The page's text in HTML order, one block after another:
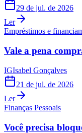
29 de jul. de 2026
Ler
Empréstimos e
Vale a pena
IGIsabel Gonçalves
21 de jul. de 2026
Ler
Finanças Pessoais
Você precisa